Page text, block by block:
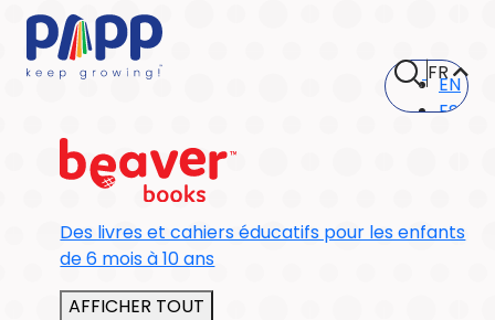
FREN
ES
Des livres et cahiers éducatifs pour les enfants
de 6 mois à 10 ans
AFFICHER TOUT